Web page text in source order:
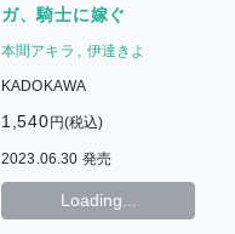
ガ、騎士に嫁ぐ
本間アキラ 伊達きよ
KADOKAWA
1,540 円(税込)
2023.06.30 発売
Loading...